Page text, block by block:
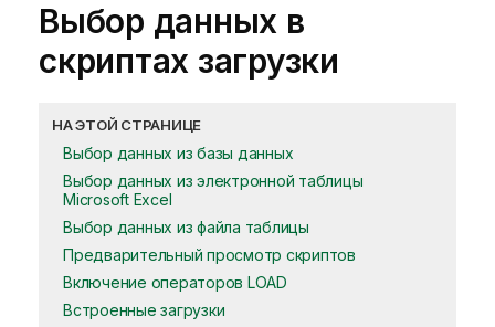
Выбор данных в
скриптах загрузки
НА ЭТОЙ СТРАНИЦЕ
Выбор данных из базы данных
Выбор данных из электронной таблицы
Microsoft Excel
Выбор данных из файла таблицы
Предварительный просмотр скриптов
Включение операторов LOAD
Встроенные загрузки